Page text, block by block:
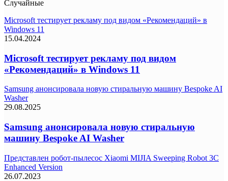
Случайные
Microsoft тестирует рекламу под видом «Рекомендаций» в
Windows 11
15.04.2024
Microsoft тестирует рекламу под видом
«Рекомендаций» в Windows 11
Samsung анонсировала новую стиральную машину Bespoke AI
Washer
29.08.2025
Samsung анонсировала новую стиральную
машину Bespoke AI Washer
Представлен робот-пылесос Xiaomi MIJIA Sweeping Robot 3C
Enhanced Version
26.07.2023